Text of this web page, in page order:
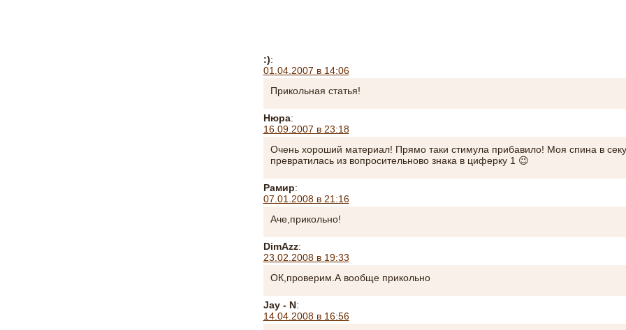
:):
01.04.2007 в 14:06
Прикольная статья!
Нюра:
16.09.2007 в 23:18
Очень хороший материал! Прямо таки стимула прибавило! Моя спина в
превратилась из вопросительново знака в циферку 1 😉
Рамир:
07.01.2008 в 21:16
Аче,прикольно!
DimAzz:
23.02.2008 в 19:33
ОК,проверим.А вообще прикольно
Jay - N:
14.04.2008 в 16:56